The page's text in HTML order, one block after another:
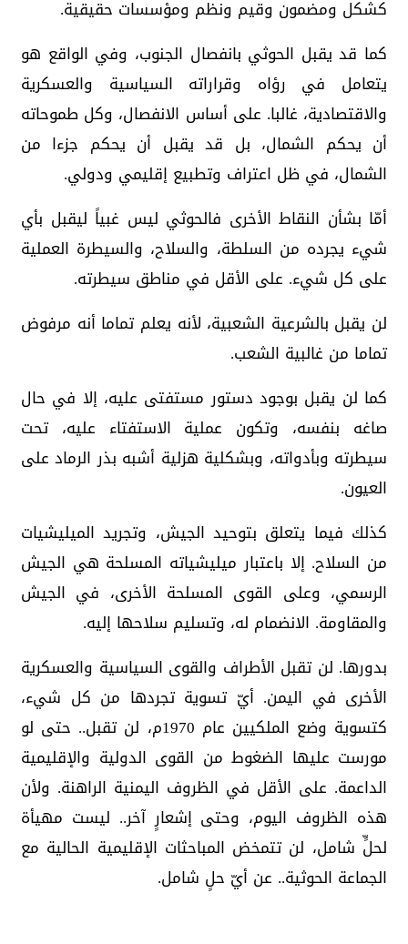
كشكل ومضمون وقيم ونظم ومؤسسات حقيقية.
كما قد يقبل الحوثي بانفصال الجنوب، وفي الواقع هو
يتعامل في رؤاه وقراراته السياسية والعسكرية
والاقتصادية، غالبا. على أساس الانفصال، وكل طموحاته
أن يحكم الشمال، بل قد يقبل أن يحكم جزءا من
الشمال، في ظل اعتراف وتطبيع إقليمي ودولي.
أمّا بشأن النقاط الأخرى فالحوثي ليس غبياً ليقبل بأي
شيء يجرده من السلطة، والسلاح، والسيطرة العملية
على كل شيء. على الأقل في مناطق سيطرته.
لن يقبل بالشرعية الشعبية، لأنه يعلم تماما أنه مرفوض
تماما من غالبية الشعب.
كما لن يقبل بوجود دستور مستفتى عليه، إلا في حال
صاغه بنفسه، وتكون عملية الاستفتاء عليه، تحت
سيطرته وبأدواته، وبشكلية هزلية أشبه بذر الرماد على
العيون.
كذلك فيما يتعلق بتوحيد الجيش، وتجريد الميليشيات
من السلاح. إلا باعتبار ميليشياته المسلحة هي الجيش
الرسمي، وعلى القوى المسلحة الأخرى، في الجيش
والمقاومة. الانضمام له، وتسليم سلاحها إليه.
بدورها. لن تقبل الأطراف والقوى السياسية والعسكرية
الأخرى في اليمن. أيّ تسوية تجردها من كل شيء،
كتسوية وضع الملكيين عام 1970م، لن تقبل.. حتى لو
مورست عليها الضغوط من القوى الدولية والإقليمية
الداعمة. على الأقل في الظروف اليمنية الراهنة. ولأن
هذه الظروف اليوم، وحتى إشعارٍ آخر.. ليست مهيأة
لحلٍّ شامل، لن تتمخض المباحثات الإقليمية الحالية مع
الجماعة الحوثية.. عن أيّ حلٍ شامل.